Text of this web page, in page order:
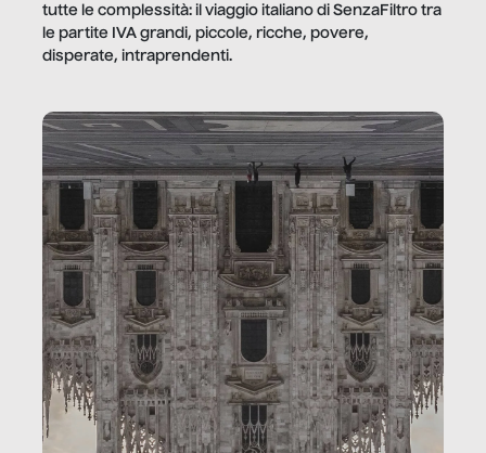
tutte le complessità: il viaggio italiano di SenzaFiltro tra
le partite IVA grandi, piccole, ricche, povere,
disperate, intraprendenti.